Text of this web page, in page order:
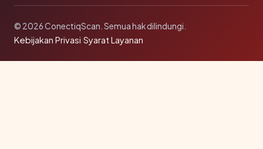
© 2026 ConectiqScan. Semua hak dilindungi.
Kebijakan Privasi·Syarat Layanan